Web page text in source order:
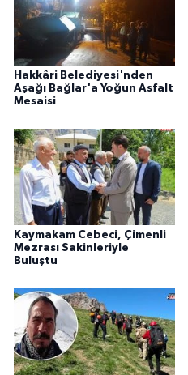
Hakkâri Belediyesi'nden
Aşağı Bağlar'a Yoğun Asfalt
Mesaisi
Kaymakam Cebeci, Çimenli
Mezrası Sakinleriyle
Buluştu